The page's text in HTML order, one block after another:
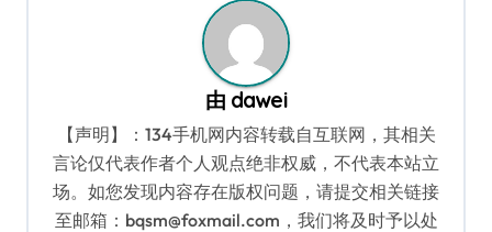
由 dawei
【声明】：134手机网内容转载自互联网，其相关
言论仅代表作者个人观点绝非权威，不代表本站立
场。如您发现内容存在版权问题，请提交相关链接
至邮箱：bqsm@foxmail.com，我们将及时予以处